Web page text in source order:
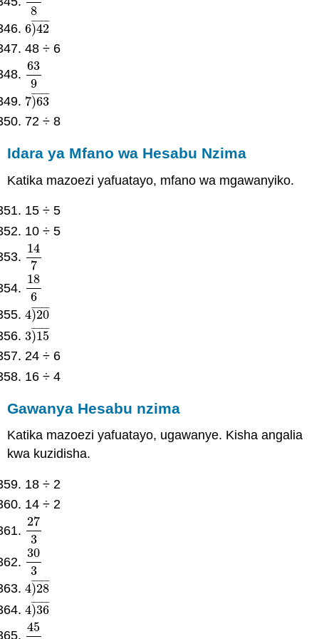
8
6)42
¯ ¯
¯¯¯¯¯
6)42
48 ÷ 6
63
9
639
7)63
¯ ¯
¯¯¯¯¯
7)63
72 ÷ 8
Idara ya Mfano wa Hesabu Nzima
Katika mazoezi yafuatayo, mfano wa mgawanyiko.
15 ÷ 5
10 ÷ 5
14
7
147
18
6
186
4)20
¯ ¯
¯¯¯¯¯
4)20
3)15
¯ ¯
¯¯¯¯¯
3)15
24 ÷ 6
16 ÷ 4
Gawanya Hesabu nzima
Katika mazoezi yafuatayo, ugawanye. Kisha angalia
kwa kuzidisha.
18 ÷ 2
14 ÷ 2
27
3
273
30
3
303
4)28
¯ ¯
¯¯¯¯¯
4)28
4)36
¯ ¯
¯¯¯¯¯
4)36
45
455